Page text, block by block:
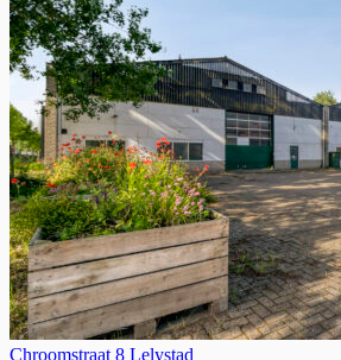
Chroomstraat 8 Lelystad